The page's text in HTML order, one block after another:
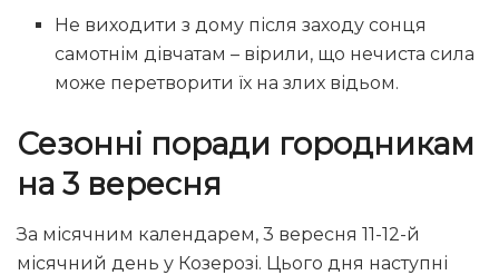
Не виходити з дому після заходу сонця
самотнім дівчатам – вірили, що нечиста сила
може перетворити їх на злих відьом.
Сезонні поради городникам
на 3 вересня
За місячним календарем, 3 вересня 11-12-й
місячний день у Козерозі. Цього дня наступні